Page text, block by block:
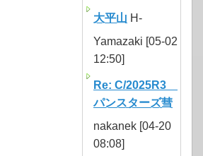
大平山 H-
Yamazaki [05-02
12:50]
Re: C/2025R3
パンスターズ彗
nakanek [04-20
08:08]